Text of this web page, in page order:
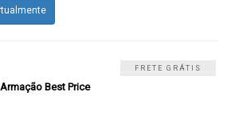
FRETE GRÁTIS
Armação Best Price